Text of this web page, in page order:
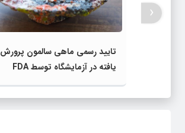
تایید رسمی ماهی سالمون پرورش‌
یافته در آزمایشگاه توسط FDA
‹